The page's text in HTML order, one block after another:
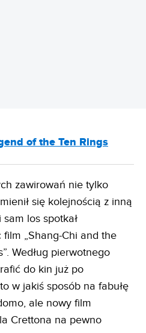
of the Ten Rings
zawirowań nie tylko
się kolejnością z inną
los spotkał
„Shang-Chi and the
Według pierwotnego
do kin już po
w jakiś sposób na fabułę
ale nowy film
Crettona na pewno